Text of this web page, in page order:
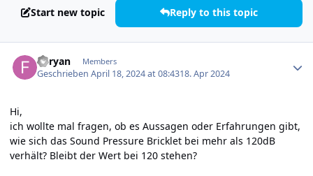
Start new topic Reply to this topic
Furyan Members
GeschriebenApril 18, 2024 at 08:4318. Apr 2024
Hi,
ich wollte mal fragen, ob es Aussagen oder Erfahrungen gibt,
wie sich das Sound Pressure Bricklet bei mehr als 120dB
verhält? Bleibt der Wert bei 120 stehen?